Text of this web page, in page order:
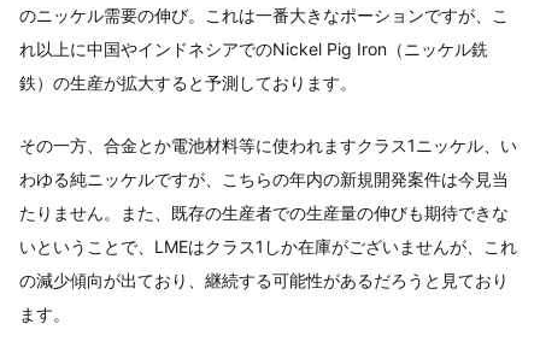
のニッケル需要の伸び。これは一番大きなポーションですが、こ
れ以上に中国やインドネシアでのNickel Pig Iron（ニッケル銑
鉄）の生産が拡大すると予測しております。
その一方、合金とか電池材料等に使われますクラス1ニッケル、い
わゆる純ニッケルですが、こちらの年内の新規開発案件は今見当
たりません。また、既存の生産者での生産量の伸びも期待できな
いということで、LMEはクラス1しか在庫がございませんが、これ
の減少傾向が出ており、継続する可能性があるだろうと見ており
ます。